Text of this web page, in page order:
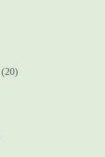
(20)